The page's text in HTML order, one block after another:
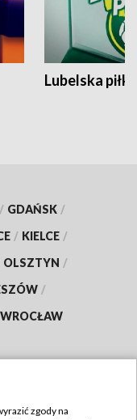
Lubelska piłka
/ GDAŃSK /
/ KIELCE /
OLSZTYN /
/
WROCŁAW
zgody na